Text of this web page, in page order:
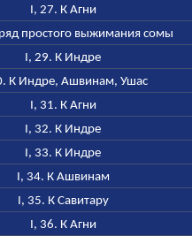
I, 27. К Агни
простого выжимания сомы
I, 29. К Индре
К Индре, Ашвинам, Ушас
I, 31. К Агни
I, 32. К Индре
I, 33. К Индре
I, 34. К Ашвинам
I, 35. К Савитару
I, 36. К Агни